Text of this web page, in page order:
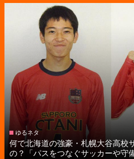
ゆるネタ
何で北海道の強豪・札幌大谷高校
の？「パスをつなぐサッカーや守